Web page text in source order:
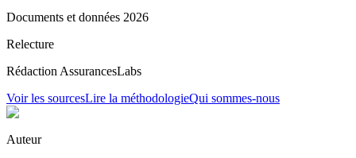
Documents et données 2026
Relecture
Rédaction AssurancesLabs
Voir les sourcesLire la méthodologieQui sommes-nous
Auteur